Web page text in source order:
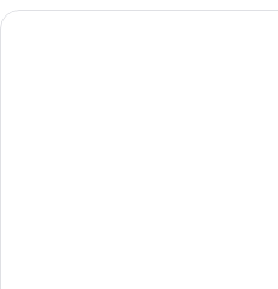
두
오
자